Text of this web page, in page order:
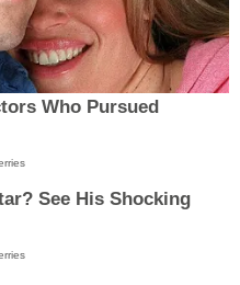
Who Pursued
See His Shocking